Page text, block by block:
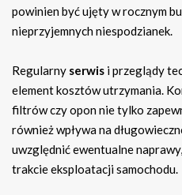
powinien być ujęty w rocznym
nieprzyjemnych niespodzianek.
Regularny serwis i przeglądy
element kosztów utrzymania.
filtrów czy opon nie tylko
również wpływa na
uwzględnić ewentualne
trakcie eksploatacji samochodu.